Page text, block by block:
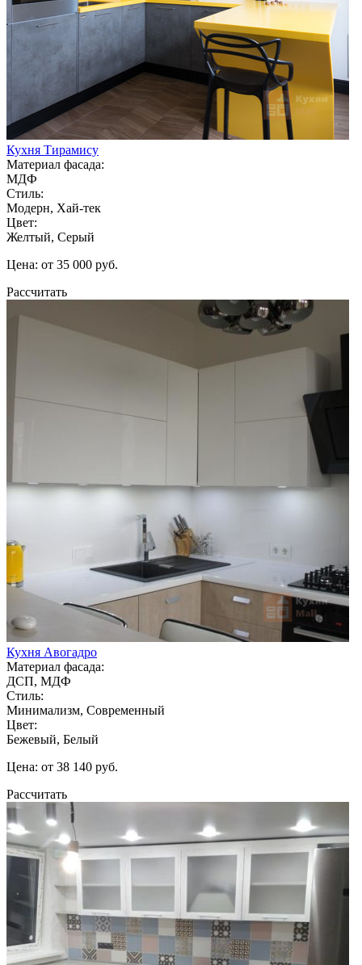
Кухня Тирамису
Материал фасада:
МДФ
Стиль:
Модерн, Хай-тек
Цвет:
Желтый, Серый
Цена: от 35 000 руб.
Рассчитать
Кухня Авогадро
Материал фасада:
ДСП, МДФ
Стиль:
Минимализм, Современный
Цвет:
Бежевый, Белый
Цена: от 38 140 руб.
Рассчитать